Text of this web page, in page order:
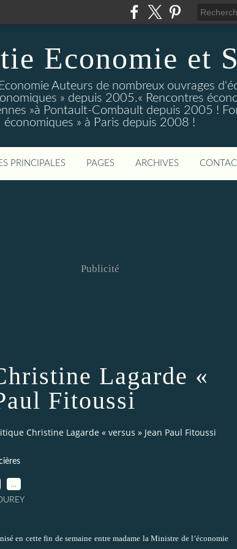
Economie et
Auteurs de nombreux ouvrages
» depuis 2005.« Rencontres
»à Pontault-Combault depuis 2005 !
économiques » à Paris depuis 2008 !
PRINCIPALES PAGES ARCHIVES
Publicité
Lagarde «
Fitoussi
Christine Lagarde « versus » Jean Paul Fitoussi
en cette fin de semaine entre madame la Ministre de l‘économie